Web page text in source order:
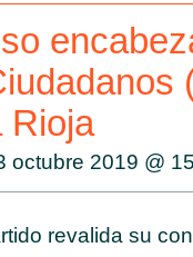
Rioja
octubre 2019 @
revalida su